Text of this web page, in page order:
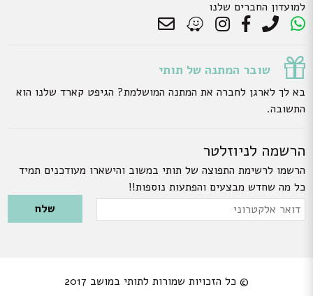
למועדון החברים שלנו
שובר המתנה של תותי
בא לך לארגן לחברה את המתנה המושלמת? הגיפט קארד שלנו הוא
התשובה.
הרשמה לניוזלטר
הרשמו לרשימת התפוצה של תותי במשוב והישארו מעודכנים תמיד
כל מה שחדש מבצעים והפתעות נוספות!!
Please leave this field empty.
דואר
© כל הזכויות שמורות לתותי במושב 2017